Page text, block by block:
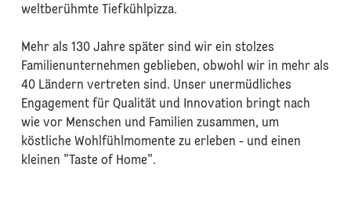
weltberühmte Tiefkühlpizza.
Mehr als 130 Jahre später sind wir ein stolzes
Familienunternehmen geblieben, obwohl wir in mehr als
40 Ländern vertreten sind. Unser unermüdliches
Engagement für Qualität und Innovation bringt nach
wie vor Menschen und Familien zusammen, um
köstliche Wohlfühlmomente zu erleben - und einen
kleinen "Taste of Home".